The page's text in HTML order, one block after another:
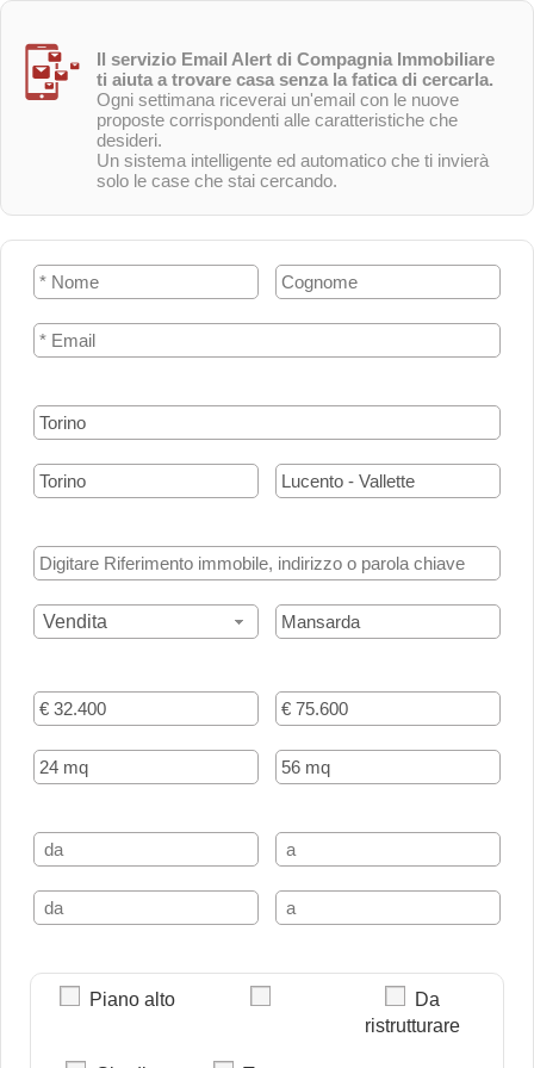
Il servizio Email Alert di Compagnia Immobiliare
ti aiuta a trovare casa senza la fatica di cercarla.
Ogni settimana riceverai un'email con le nuove
proposte corrispondenti alle caratteristiche che
desideri.
Un sistema intelligente ed automatico che ti invierà
solo le case che stai cercando.
Vendita
Piano alto
Da
ristrutturare